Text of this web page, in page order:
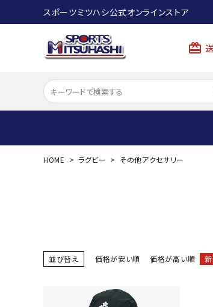
スポーツミツハシ公式オンラインストア
card_giftcard
ACCOUNT MENU
アイテムから選ぶ
HOME ラグビー その他アクセサリー
並び替え 価格が安い順 価格が高い順